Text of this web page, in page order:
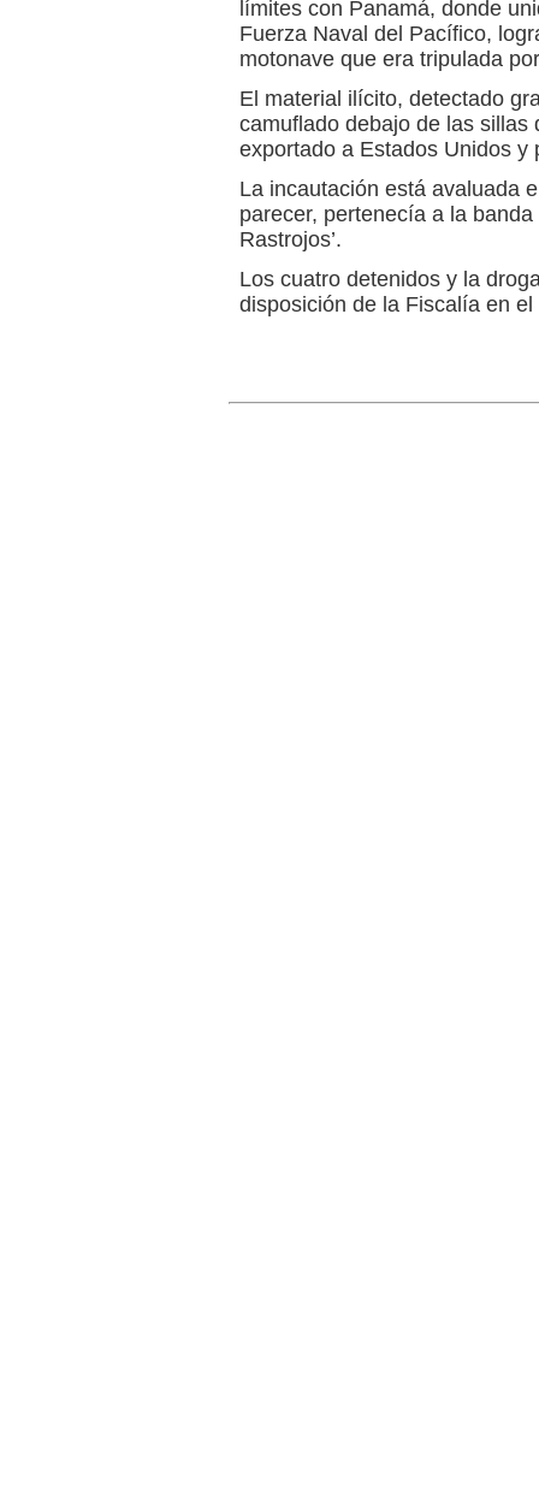
límites con Panamá, donde
Fuerza Naval del Pacífico,
motonave que era tripulada
El material ilícito, detectado
camuflado debajo de las sillas
exportado a Estados Unidos y
La incautación está avaluada
parecer, pertenecía a la
Rastrojos’.
Los cuatro detenidos y la
disposición de la Fiscalía en